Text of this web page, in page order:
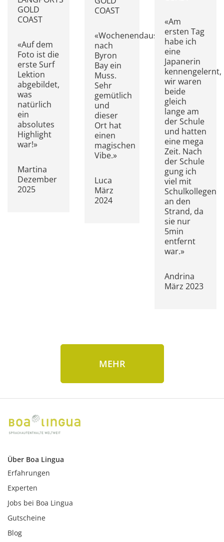
GOLD
COAST
«Auf dem
Foto ist die
erste Surf
Lektion
abgebildet,
was
natürlich
ein
absolutes
Highlight
war!»
Martina
Dezember
2025
COAST
«Wochenendausflug
nach
Byron
Bay ein
Muss.
Sehr
gemütlich
und
dieser
Ort hat
einen
magischen
Vibe.»
Luca
März
2024
«Am
ersten Tag
habe ich
eine
Japanerin
kennengelernt,
wir waren
beide
gleich
lange am
der Schule
und hatten
eine mega
Zeit. Nach
der Schule
gung ich
viel mit
Schulkollegen
an den
Strand, da
sie nur
5min
entfernt
war.»
Andrina
März 2023
MEHR
Über Boa Lingua
Erfahrungen
Experten
Jobs bei Boa Lingua
Gutscheine
Blog